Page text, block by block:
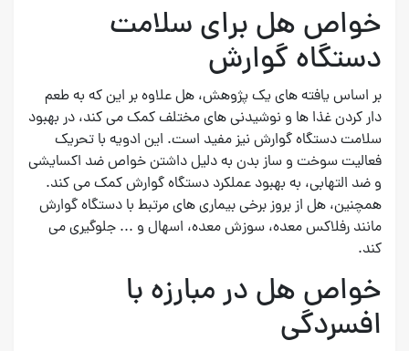
خواص هل برای سلامت
دستگاه گوارش
بر اساس یافته های یک پژوهش، هل علاوه بر این که به طعم
دار کردن غذا ها و نوشیدنی های مختلف کمک می کند، در بهبود
سلامت دستگاه گوارش نیز مفید است. این ادویه با تحریک
فعالیت سوخت و ساز بدن به دلیل داشتن خواص ضد اکسایشی
و ضد التهابی، به بهبود عملکرد دستگاه گوارش کمک می کند.
همچنین، هل از بروز برخی بیماری های مرتبط با دستگاه گوارش
مانند رفلاکس معده، سوزش معده، اسهال و ... جلوگیری می
کند.
خواص هل در مبارزه با
افسردگی